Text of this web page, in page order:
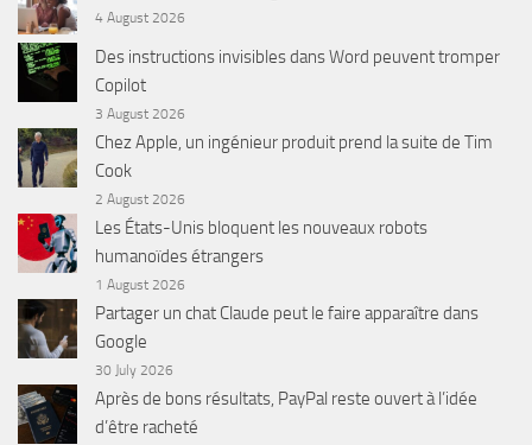
4 August 2026
Des instructions invisibles dans Word peuvent tromper
Copilot
3 August 2026
Chez Apple, un ingénieur produit prend la suite de Tim
Cook
2 August 2026
Les États-Unis bloquent les nouveaux robots
humanoïdes étrangers
1 August 2026
Partager un chat Claude peut le faire apparaître dans
Google
30 July 2026
Après de bons résultats, PayPal reste ouvert à l’idée
d’être racheté